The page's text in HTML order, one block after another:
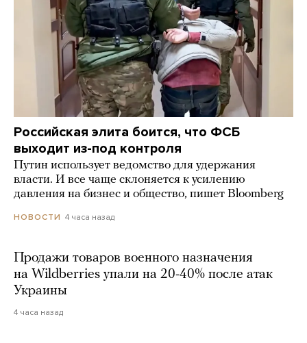
Российская элита боится, что ФСБ
выходит из-под контроля
Путин использует ведомство для удержания
власти. И все чаще склоняется к усилению
давления на бизнес и общество, пишет Bloomberg
НОВОСТИ 4 часа назад
Продажи товаров военного назначения
на Wildberries упали на 20-40% после атак
Украины
4 часа назад